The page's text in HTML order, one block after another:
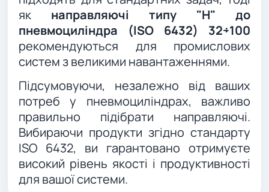
як направляючі типу "Н" до
пневмоциліндра (ISO 6432) 32÷100
рекомендуються для промислових
систем з великими навантаженнями.
Підсумовуючи, незалежно від ваших
потреб у пневмоциліндрах, важливо
правильно підібрати направляючі.
Вибираючи продукти згідно стандарту
ISO 6432, ви гарантовано отримуєте
високий рівень якості і продуктивності
для вашої системи.